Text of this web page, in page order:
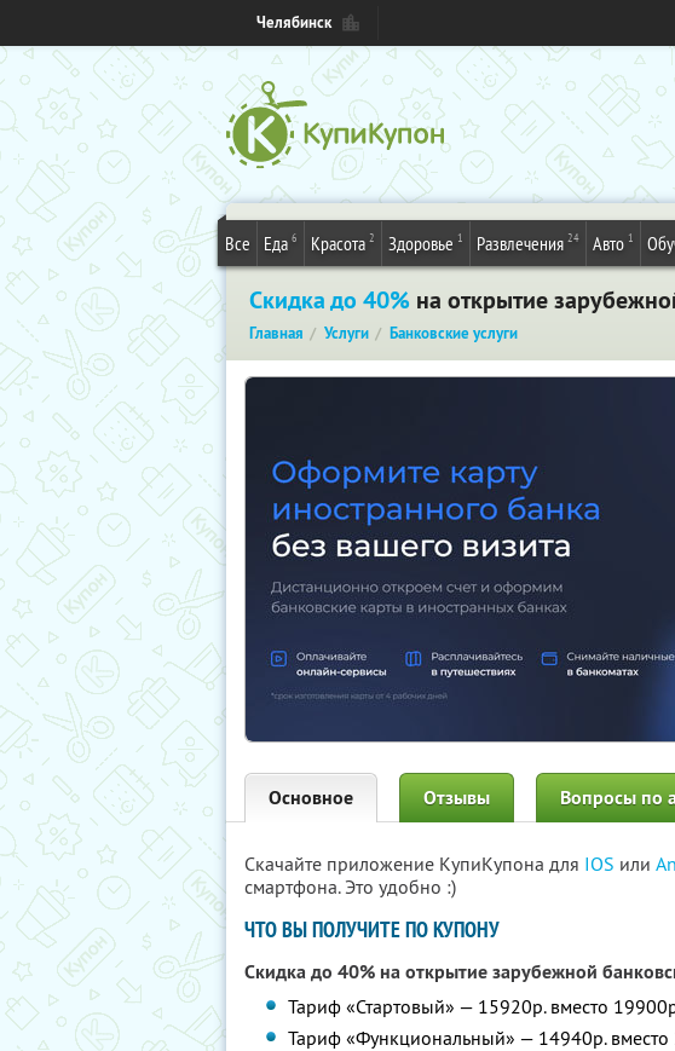
Челябинск
Все Еда 6 Красота 2 Здоровье 1 Развлечения 24 Авто 1
Скидка до 40% на открытие
Главная Услуги Банковские услуги
Основное Отзывы Вопросы по
Скачайте приложение КупиКупона для IOS или
смартфона. Это удобно :)
ЧТО ВЫ ПОЛУЧИТЕ ПО КУПОНУ
Скидка до 40% на открытие зарубежной
Тариф «Стартовый» — 15920р. вместо
Тариф «Функциональный» — 14940р.